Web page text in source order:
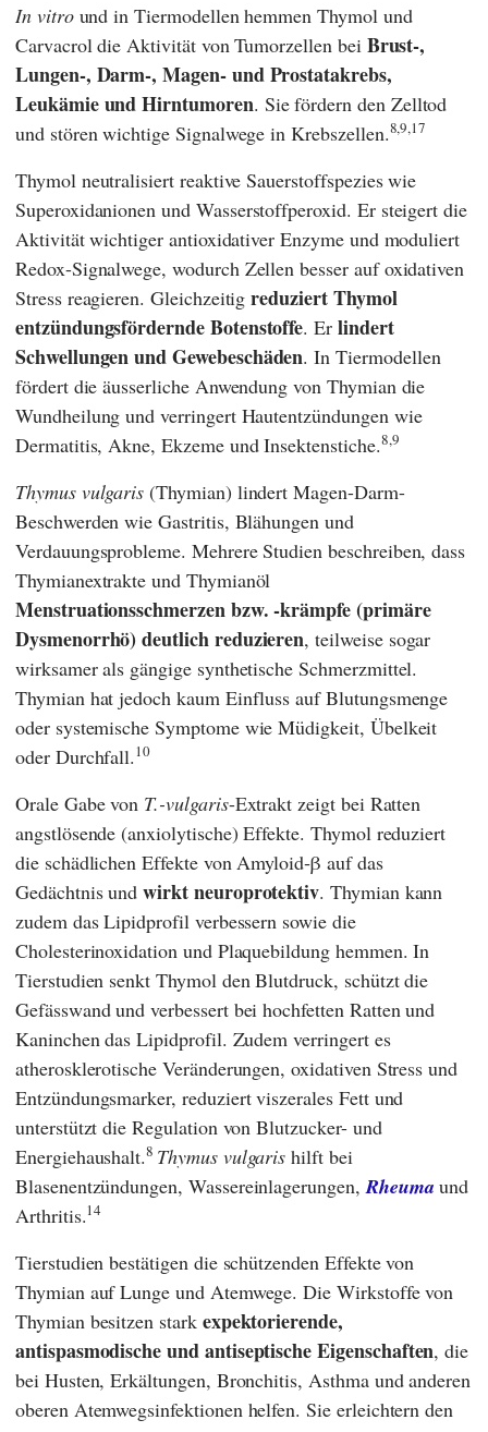
In vitround in Tiermodellen hemmen Thymol und
Carvacrol die Aktivität von Tumorzellen bei Brust-,
Lungen-, Darm-, Magen- und Prostatakrebs,
Leukämie und Hirntumoren. Sie fördern den Zelltod
und stören wichtige Signalwege in Krebszellen.8,9,17
Thymol neutralisiert reaktive Sauerstoffspezies wie
Superoxidanionen und Wasserstoffperoxid. Er steigert die
Aktivität wichtiger antioxidativer Enzyme und moduliert
Redox-Signalwege, wodurch Zellen besser auf oxidativen
Stress reagieren. Gleichzeitigreduziert Thymol
entzündungsfördernde Botenstoffe. Erlindert
Schwellungen und Gewebeschäden. In Tiermodellen
fördert die äusserliche Anwendung von Thymian die
Wundheilung und verringert Hautentzündungen wie
Dermatitis, Akne, Ekzeme und Insektenstiche.8,9
Thymus vulgaris (Thymian) lindert Magen-Darm-
Beschwerden wie Gastritis, Blähungen und
Verdauungsprobleme. Mehrere Studien beschreiben, dass
Thymianextrakte und Thymianöl
Menstruationsschmerzen bzw. -krämpfe (primäre
Dysmenorrhö) deutlich reduzieren, teilweise sogar
wirksamer als gängige synthetische Schmerzmittel.
Thymian hat jedoch kaum Einfluss auf Blutungsmenge
oder systemische Symptome wie Müdigkeit, Übelkeit
oder Durchfall.10
Orale Gabe von T.-vulgaris-Extrakt zeigt bei Ratten
angstlösende (anxiolytische) Effekte. Thymol reduziert
die schädlichen Effekte von Amyloid‑β auf das
Gedächtnis undwirktneuroprotektiv. Thymian kann
zudem das Lipidprofil verbessern sowie die
Cholesterinoxidation und Plaquebildung hemmen. In
Tierstudien senkt Thymol den Blutdruck, schützt die
Gefässwand und verbessert bei hochfetten Ratten und
Kaninchen das Lipidprofil. Zudem verringert es
atherosklerotische Veränderungen, oxidativen Stress und
Entzündungsmarker, reduziert viszerales Fett und
unterstützt die Regulation von Blutzucker- und
Energiehaushalt.8 Thymus vulgaris hilft bei
Blasenentzündungen, Wassereinlagerungen, Rheuma und
Arthritis.14
Tierstudien bestätigen die schützenden Effekte von
Thymian auf Lunge und Atemwege. Die Wirkstoffe von
Thymian besitzen stark expektorierende,
antispasmodische und antiseptische Eigenschaften, die
bei Husten, Erkältungen, Bronchitis, Asthma und anderen
oberen Atemwegsinfektionen helfen. Sie erleichtern den